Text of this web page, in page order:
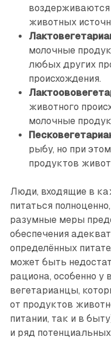
животных
молочные
любых других
происхождения.
животного
молочные
рыбу, но при
продуктов
Люди, входящие в
питаться
разумные меры
обеспечения
определённых
может быть
рациона, особенно у
вегетарианцы,
от продуктов
питании, так и в
и ряд